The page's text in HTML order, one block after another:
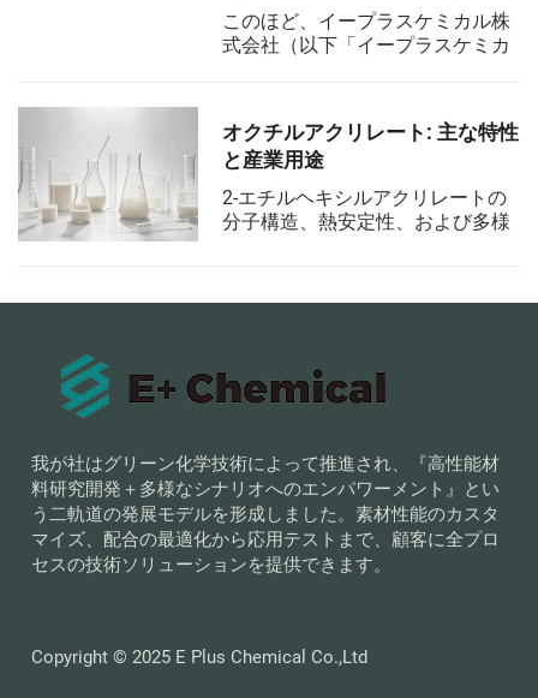
このほど、イープラスケミカル株
式会社（以下「イープラスケミカ
アクリレート水性樹脂が、国際的
な持続可能性およびカーボン認証
制度（International Sustainability
and Carbon Certi...）によって正式
に認定されました。
オクチルアクリレート: 主な特性
と産業用途
2-エチルヘキシルアクリレートの
分子構造、熱安定性、および多様
我が社はグリーン化学技術によって推進され、『高性能材
料研究開発＋多様なシナリオへのエンパワーメント』とい
う二軌道の発展モデルを形成しました。素材性能のカスタ
マイズ、配合の最適化から応用テストまで、顧客に全プロ
セスの技術ソリューションを提供できます。
Copyright © 2025 E Plus Chemical Co.,Ltd